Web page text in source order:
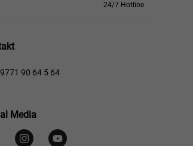
24/7 Hotline
90 64 5 64
Media